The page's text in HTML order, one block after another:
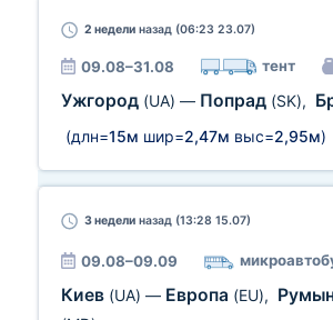
2 недели назад (06:23 23.07)
09.08–31.08 тент
Ужгород (UA) — Попрад (SK),
(длн=15м шир=2,47м выс=2,95м)
3 недели назад (13:28 15.07)
09.08–09.09
Киев (UA) — Европа (EU),